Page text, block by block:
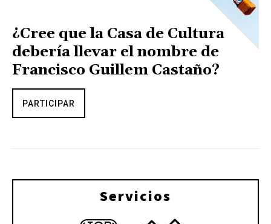
¿Cree que la Casa de Cultura
debería llevar el nombre de
Francisco Guillem Castaño?
PARTICIPAR
Servicios